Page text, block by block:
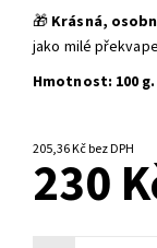
🎁 Krásná,
jako milé
Hmotnost: 100 g.
205,36 Kč bez DPH
230